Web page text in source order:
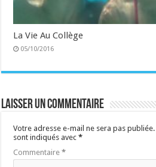
La Vie Au Collège
05/10/2016
Laisser un commentaire
Votre adresse e-mail ne sera pas publiée.
sont indiqués avec*
Commentaire*